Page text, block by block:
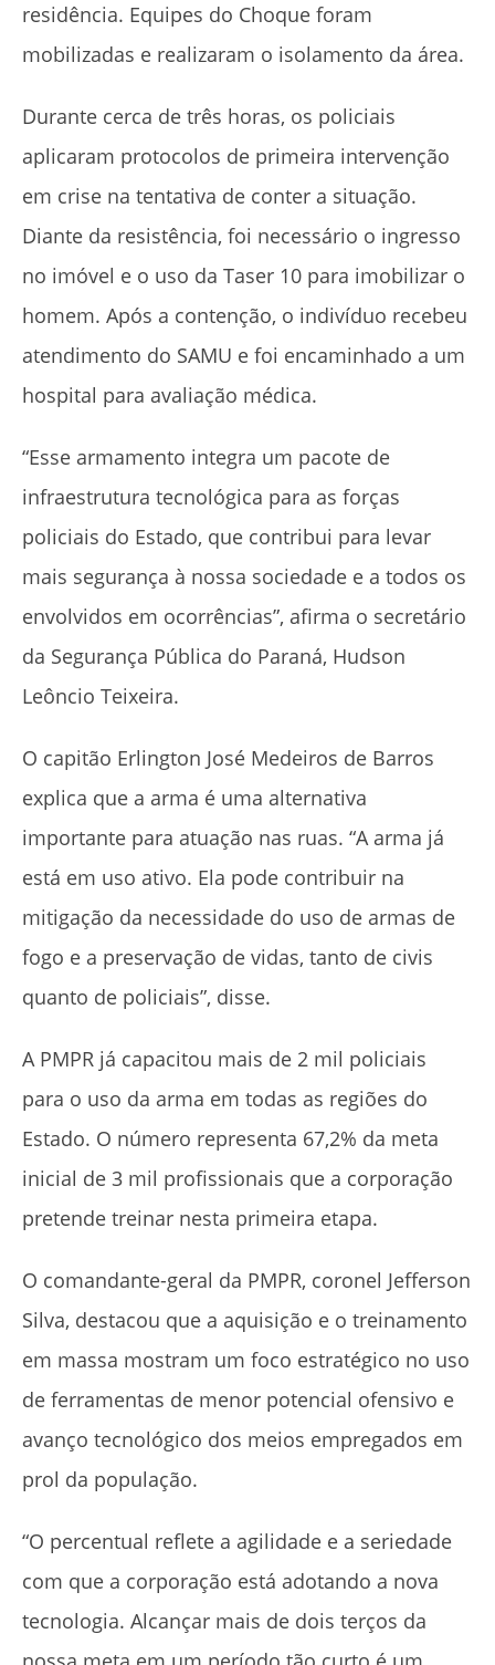
residência. Equipes do Choque foram
mobilizadas e realizaram o isolamento da área.
Durante cerca de três horas, os policiais
aplicaram protocolos de primeira intervenção
em crise na tentativa de conter a situação.
Diante da resistência, foi necessário o ingresso
no imóvel e o uso da Taser 10 para imobilizar o
homem. Após a contenção, o indivíduo recebeu
atendimento do SAMU e foi encaminhado a um
hospital para avaliação médica.
“Esse armamento integra um pacote de
infraestrutura tecnológica para as forças
policiais do Estado, que contribui para levar
mais segurança à nossa sociedade e a todos os
envolvidos em ocorrências”, afirma o secretário
da Segurança Pública do Paraná, Hudson
Leôncio Teixeira.
O capitão Erlington José Medeiros de Barros
explica que a arma é uma alternativa
importante para atuação nas ruas. “A arma já
está em uso ativo. Ela pode contribuir na
mitigação da necessidade do uso de armas de
fogo e a preservação de vidas, tanto de civis
quanto de policiais”, disse.
A PMPR já capacitou mais de 2 mil policiais
para o uso da arma em todas as regiões do
Estado. O número representa 67,2% da meta
inicial de 3 mil profissionais que a corporação
pretende treinar nesta primeira etapa.
O comandante-geral da PMPR, coronel Jefferson
Silva, destacou que a aquisição e o treinamento
em massa mostram um foco estratégico no uso
de ferramentas de menor potencial ofensivo e
avanço tecnológico dos meios empregados em
prol da população.
“O percentual reflete a agilidade e a seriedade
com que a corporação está adotando a nova
tecnologia. Alcançar mais de dois terços da